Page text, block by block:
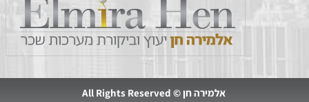
אלמירה חן © All Rights Reserved